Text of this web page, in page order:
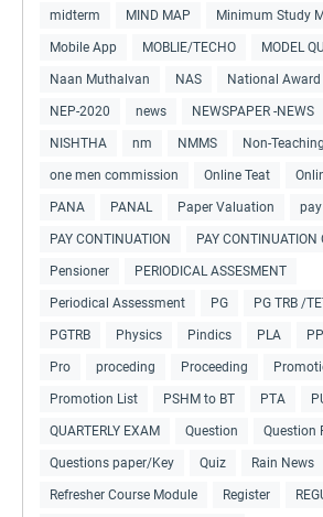
midterm MIND MAP Minimum Study
Mobile App MOBLIE/TECHO MODEL
Naan Muthalvan NAS National Award
NEP-2020 news NEWSPAPER -NEWS
NISHTHA nm NMMS Non-Teaching
one men commission Online Teat
PANA PANAL Paper Valuation pay
PAY CONTINUATION PAY CONTINUATION
Pensioner PERIODICAL ASSESMENT
Periodical Assessment PG PG TRB /
PGTRB Physics Pindics PLA
Pro proceding Proceeding
Promotion List PSHM to BT PTA
QUARTERLY EXAM Question Question
Questions paper/Key Quiz Rain News
Refresher Course Module Register